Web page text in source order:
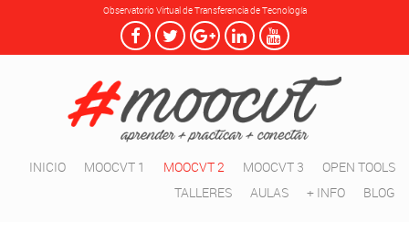
Observatorio Virtual de Transferencia de Tecnología
INICIO MOOCVT 1 MOOCVT 2 MOOCVT 3
OPEN TOOLS
TALLERES
AULAS + INFO BLOG